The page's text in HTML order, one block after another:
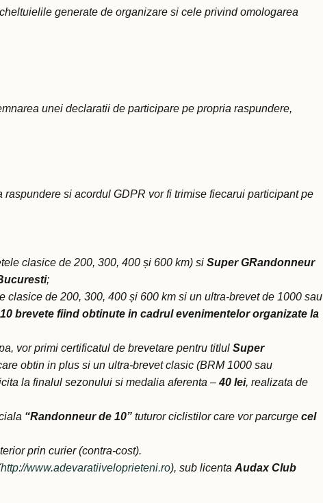
cheltuielile generate de organizare si cele privind omologarea
unei declaratii de participare pe propria raspundere,
si acordul GDPR vor fi trimise fiecarui participant pe
clasice de 200, 300, 400 și 600 km) si Super GRandonneur
;
clasice de 200, 300, 400 și 600 km si un ultra-brevet de 1000 sau
brevete fiind obtinute in cadrul evenimentelor organizate la
vor primi certificatul de brevetare pentru titlul Super
obtin in plus si un ultra-brevet clasic (BRM 1000 sau
la finalul sezonului si medalia aferenta –40 lei, realizata de
“Randonneur de 10” tuturor ciclistilor care vor parcurge cel
prin curier (contra-cost).
http://www.adevaratiiveloprieteni.ro), sub licenta Audax Club